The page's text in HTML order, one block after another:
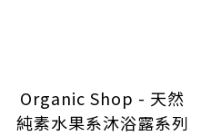
Organic Shop - 天然
純素水果系沐浴露系列